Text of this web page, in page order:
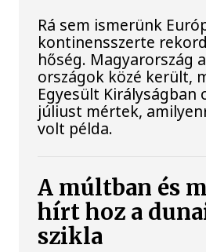
Rá sem ismerünk
kontinensszerte
hőség. Magyarország
országok közé került,
Egyesült Királyságban
júliust mértek,
volt példa.
A múltban és
hírt hoz a
szikla